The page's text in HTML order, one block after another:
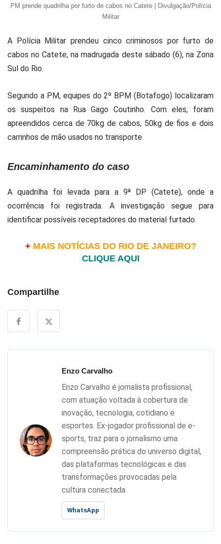
PM prende quadrilha por furto de cabos no Catete | Divulgação/Polícia
Militar
A Polícia Militar prendeu cinco criminosos por furto de
cabos no Catete, na madrugada deste sábado (6), na Zona
Sul do Rio.
Segundo a PM, equipes do 2º BPM (Botafogo) localizaram
os suspeitos na Rua Gago Coutinho. Com eles, foram
apreendidos cerca de 70kg de cabos, 50kg de fios e dois
carrinhos de mão usados no transporte.
Encaminhamento do caso
A quadrilha foi levada para a 9ª DP (Catete), onde a
ocorrência foi registrada. A investigação segue para
identificar possíveis receptadores do material furtado.
+ MAIS NOTÍCIAS DO RIO DE JANEIRO?
CLIQUE AQUI
Compartilhe
Enzo Carvalho
Enzo Carvalho é jornalista profissional,
com atuação voltada à cobertura de
inovação, tecnologia, cotidiano e
esportes. Ex-jogador profissional de e-
sports, traz para o jornalismo uma
compreensão prática do universo digital,
das plataformas tecnológicas e das
transformações provocadas pela
cultura conectada.
WhatsApp